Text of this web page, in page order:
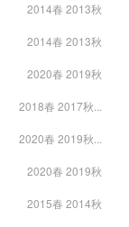
2014春 2013秋
2014春 2013秋
2020春 2019秋
2018春 2017秋...
2020春 2019秋...
2020春 2019秋
2015春 2014秋